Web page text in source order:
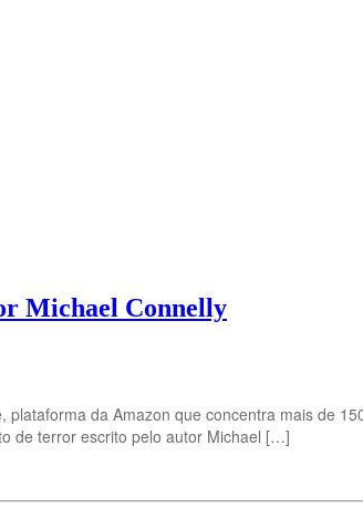
Michael Connelly
da Amazon que concentra mais de
de terror escrito pelo autor Michael […]